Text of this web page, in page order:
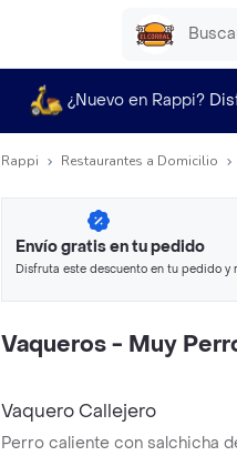
¿Nuevo en Rappi?
Rappi Restaurantes a Domicilio
Envío gratis en tu pedido
Disfruta este descuento en tu pedido y
Vaqueros - Muy
Vaquero Callejero
Perro caliente con salchicha